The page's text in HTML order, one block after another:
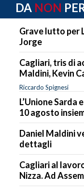
DA NON
Grave lutto per
Jorge
Cagliari, tris di
Maldini, Kevin
Riccardo Spignesi
L’Unione
10 agosto
Daniel Maldini
dettagli
Cagliari al
Nizza. Ad